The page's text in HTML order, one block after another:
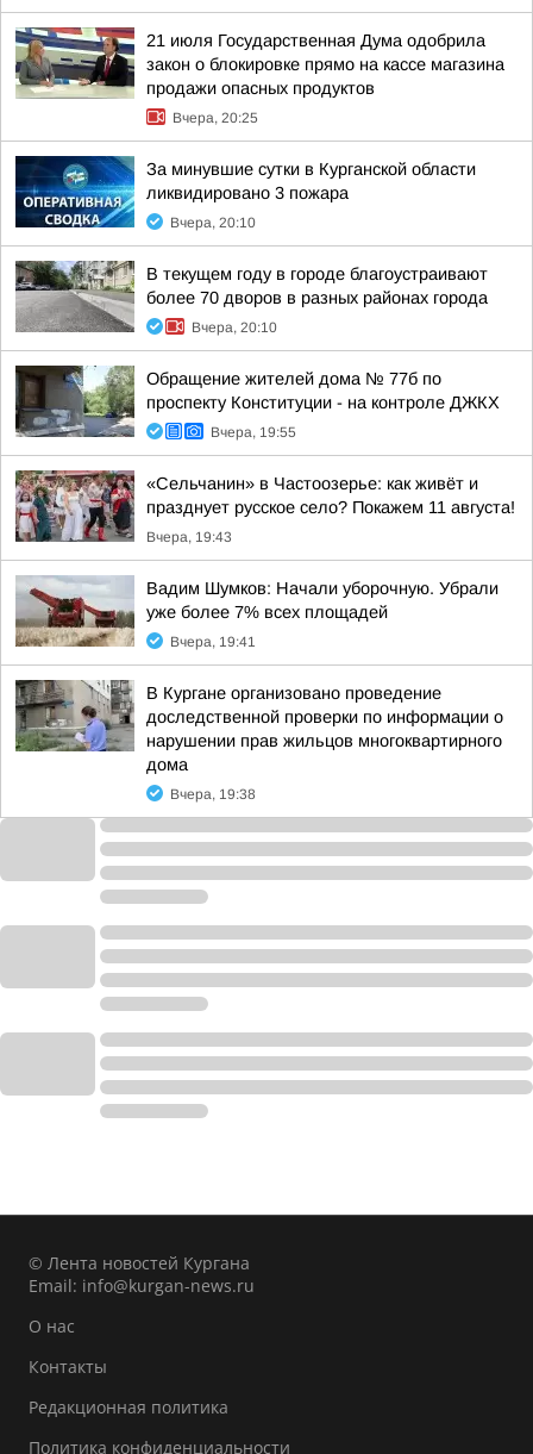
21 июля Государственная Дума одобрила
закон о блокировке прямо на кассе магазина
продажи опасных продуктов
Вчера, 20:25
За минувшие сутки в Курганской области
ликвидировано 3 пожара
Вчера, 20:10
В текущем году в городе благоустраивают
более 70 дворов в разных районах города
Вчера, 20:10
Обращение жителей дома № 77б по
проспекту Конституции - на контроле ДЖКХ
Вчера, 19:55
«Сельчанин» в Частоозерье: как живёт и
празднует русское село? Покажем 11 августа!
Вчера, 19:43
Вадим Шумков: Начали уборочную. Убрали
уже более 7% всех площадей
Вчера, 19:41
В Кургане организовано проведение
доследственной проверки по информации о
нарушении прав жильцов многоквартирного
дома
Вчера, 19:38
© Лента новостей Кургана
Email: info@kurgan-news.ru
О нас
Контакты
Редакционная политика
Политика конфиденциальности